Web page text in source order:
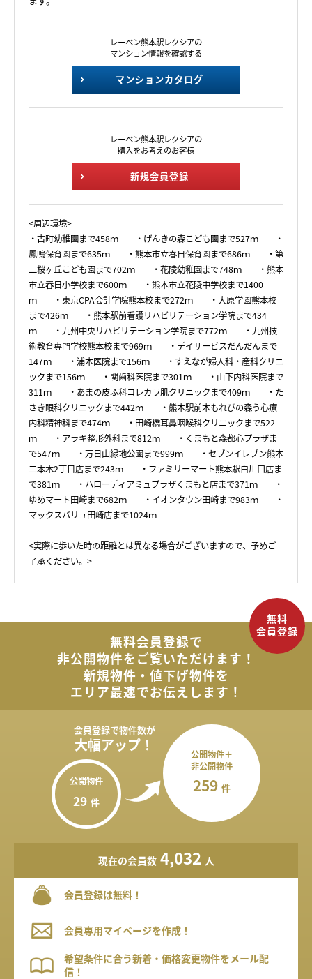
レーベン熊本駅レクシアの
マンション情報を確認する
マンションカタログ
レーベン熊本駅レクシアの
購入をお考えのお客様
新規会員登録
<周辺環境>
・古町幼稚園まで458ｍ ・げんきの森こども園まで527ｍ ・
鳳鳴保育園まで635ｍ ・熊本市立春日保育園まで686ｍ ・第
二桜ヶ丘こども園まで702ｍ ・花陵幼稚園まで748ｍ ・熊本
市立春日小学校まで600ｍ ・熊本市立花陵中学校まで1400
ｍ ・東京CPA会計学院熊本校まで272ｍ ・大原学園熊本校
まで426ｍ ・熊本駅前看護リハビリテーション学院まで434
ｍ ・九州中央リハビリテーション学院まで772ｍ ・九州技
術教育専門学校熊本校まで969ｍ ・デイサービスだんだんまで
147ｍ ・浦本医院まで156ｍ ・すえなが婦人科・産科クリニ
ックまで156ｍ ・関歯科医院まで301ｍ ・山下内科医院まで
311ｍ ・あまの皮ふ科コレカラ肌クリニックまで409ｍ ・た
さき眼科クリニックまで442ｍ ・熊本駅前木もれびの森う心療
内科精神科まで474ｍ ・田崎橋耳鼻咽喉科クリニックまで522
ｍ ・アラキ整形外科まで812ｍ ・くまもと森都心プラザま
で547ｍ ・万日山緑地公園まで999ｍ ・セブンイレブン熊本
二本木2丁目店まで243ｍ ・ファミリーマート熊本駅白川口店ま
で381ｍ ・ハローディアミュプラザくまもと店まで371ｍ ・
ゆめマート田崎まで682ｍ ・イオンタウン田崎まで983ｍ ・
マックスバリュ田崎店まで1024ｍ
<実際に歩いた時の距離とは異なる場合がございますので、予めご
了承ください。>
無料会員登録で
非公開物件をご覧いただけます！
新規物件・値下げ物件を
エリア最速でお伝えします！
会員登録で物件数が
大幅アップ！
公開物件
29 件
公開物件＋
非公開物件
259 件
現在の会員数 4,032 人
会員登録は無料！
会員専用マイページを作成！
希望条件に合う新着・価格変更物件をメール配
信！